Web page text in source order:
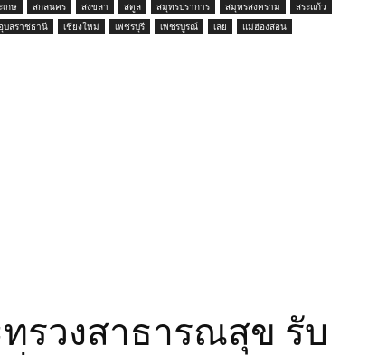
กษ สกลนคร สงขลา สตูล สมุทรปราการ สมุทรสงคราม
สระแก้ว
อุบลราชธานี เชียงใหม่ เพชรบุรี เพชรบูรณ์ เลย แม่ฮ่องสอน
รวงสาธารณสุข รับ